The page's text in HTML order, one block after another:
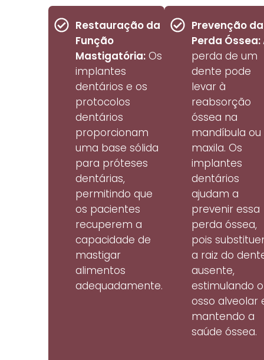
Restauração da
Função
Mastigatória: Os
implantes
dentários e os
protocolos
dentários
proporcionam
uma base sólida
para próteses
dentárias,
permitindo que
os pacientes
recuperem a
capacidade de
mastigar
alimentos
adequadamente.
Prevenção da
Perda Óssea:
perda de um
dente pode
levar à
reabsorção
óssea na
mandíbula ou
maxila. Os
implantes
dentários
ajudam a
prevenir essa
perda óssea,
pois
a raiz do
ausente,
estimulando o
osso alveolar
mantendo a
saúde óssea.